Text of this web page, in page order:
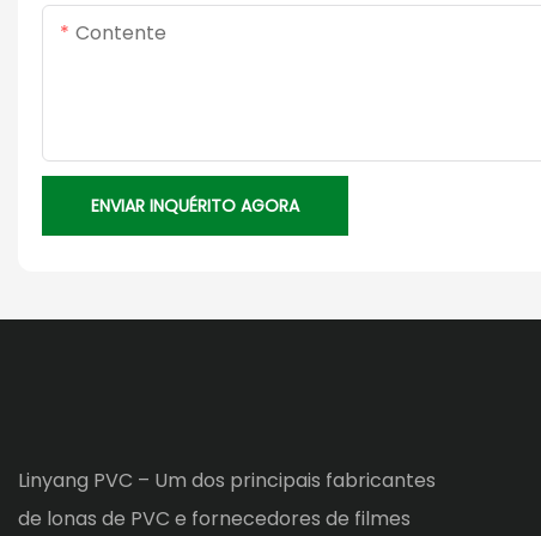
Contente
ENVIAR INQUÉRITO AGORA
Linyang PVC – Um dos principais fabricantes
de lonas de PVC e fornecedores de filmes